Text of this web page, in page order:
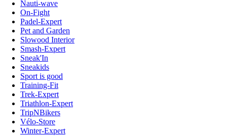
Nauti-wave
On-Fight
Padel-Expert
Pet and Garden
Slowood Interior
Smash-Expert
Sneak'In
Sneakids
Sport is good
Training-Fit
Trek-Expert
Triathlon-Expert
TripNBikers
Vélo-Store
Winter-Expert